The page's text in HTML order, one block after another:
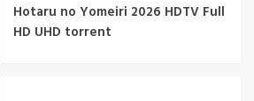
Hotaru no Yomeiri 2026 HDTV Full
HD UHD torrent